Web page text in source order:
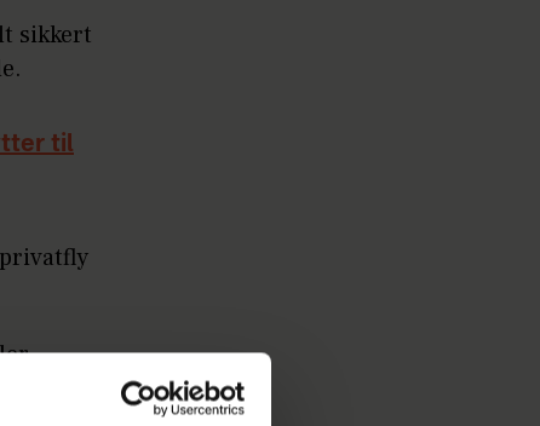
sikkert
til